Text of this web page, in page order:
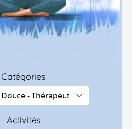
Catégories
Activités